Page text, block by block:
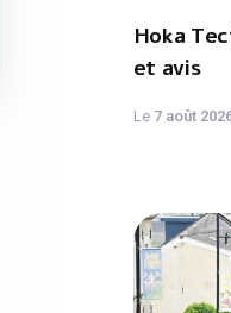
Hoka
et avis
Le 7 août